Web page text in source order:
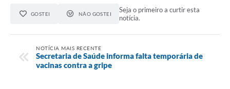
GOSTEI NÃO GOSTEI
Seja o primeiro a curtir esta
notícia.
NOTÍCIA MAIS RECENTE
Secretaria de Saúde informa falta temporária de
vacinas contra a gripe